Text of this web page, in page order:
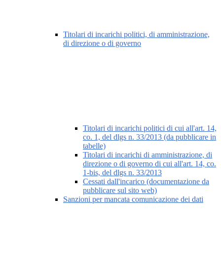
Titolari di incarichi politici, di amministrazione,
di direzione o di governo
Titolari di incarichi politici di cui all'art. 14,
co. 1, del dlgs n. 33/2013 (da pubblicare in
tabelle)
Titolari di incarichi di amministrazione, di
direzione o di governo di cui all'art. 14, co.
1-bis, del dlgs n. 33/2013
Cessati dall'incarico (documentazione da
pubblicare sul sito web)
Sanzioni per mancata comunicazione dei dati